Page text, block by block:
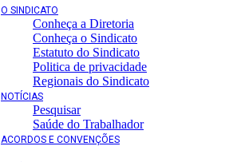
O SINDICATO
Conheça a Diretoria
Conheça o Sindicato
Estatuto do Sindicato
Politica de privacidade
Regionais do Sindicato
NOTÍCIAS
Pesquisar
Saúde do Trabalhador
ACORDOS E CONVENÇÕES